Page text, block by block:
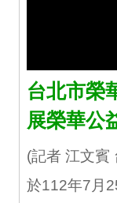
台北市榮
展榮華公
(記者 江文賓
於112年7月